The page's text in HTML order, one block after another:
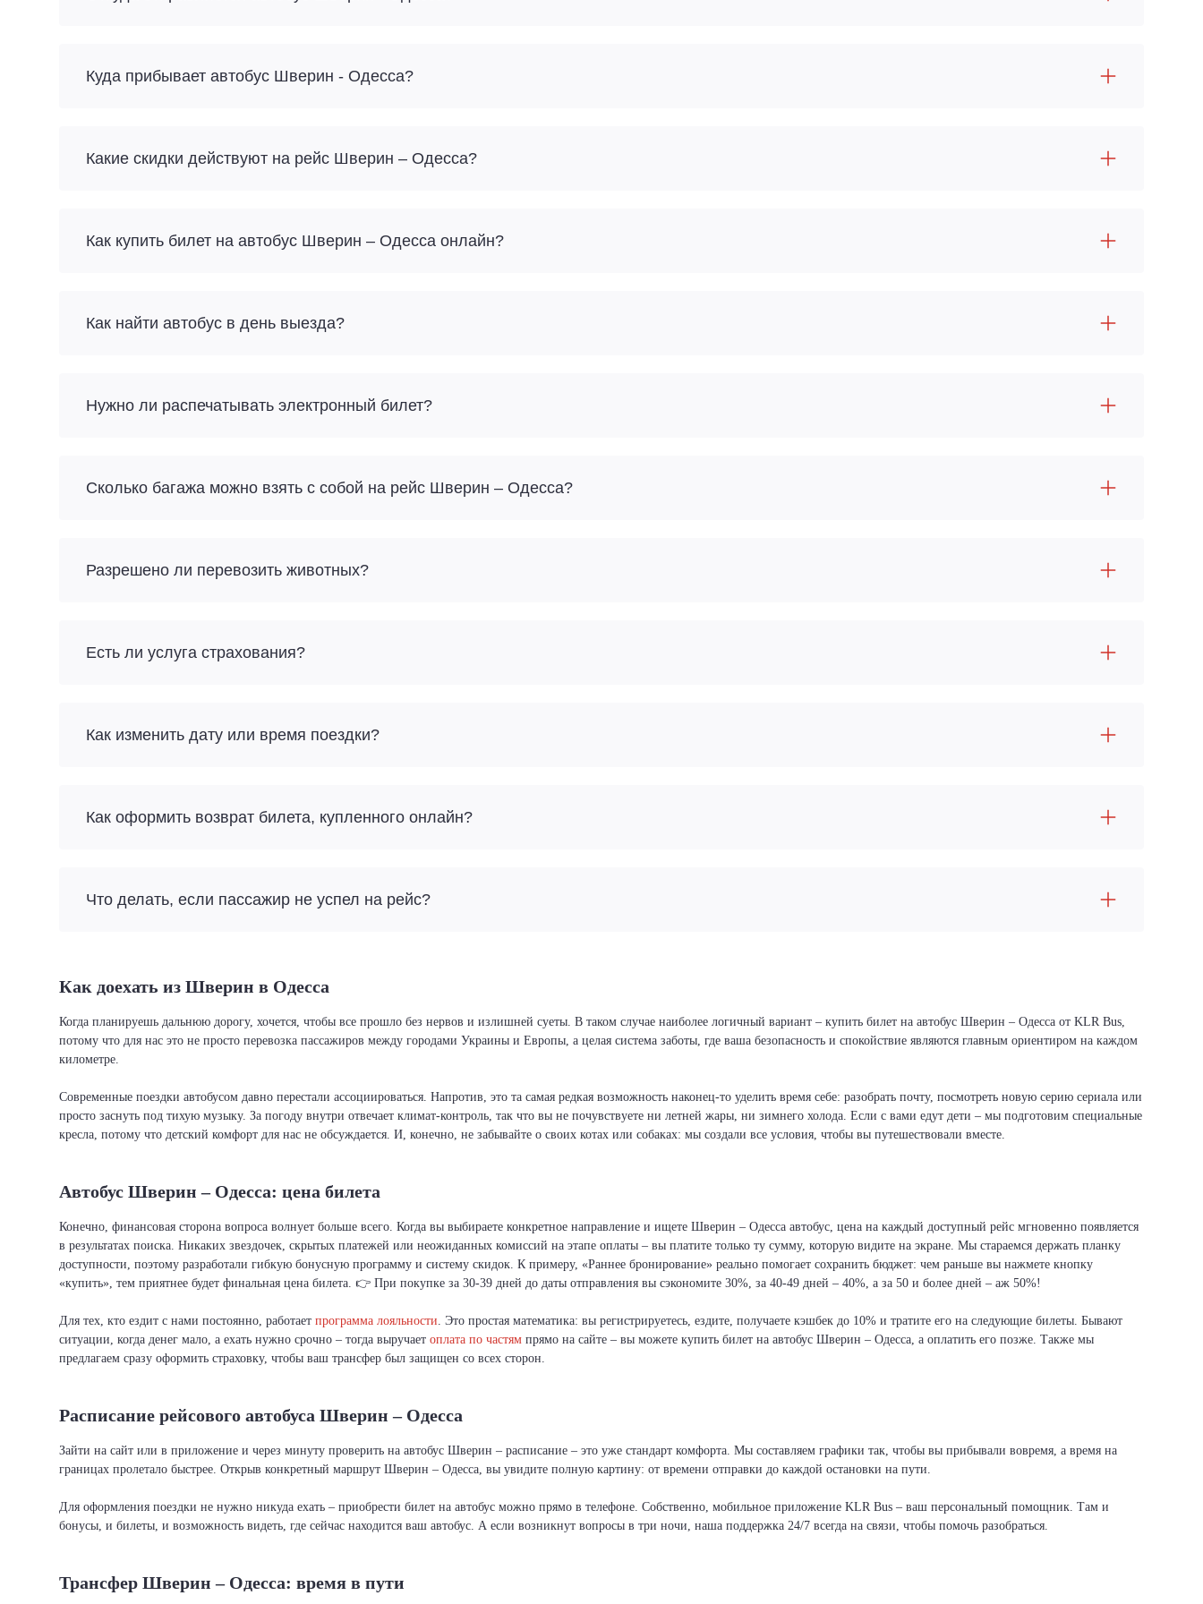
Куда прибывает автобус Шверин - Одесса?
Какие скидки действуют на рейс Шверин – Одесса?
Как купить билет на автобус Шверин – Одесса онлайн?
Как найти автобус в день выезда?
Нужно ли распечатывать электронный билет?
Сколько багажа можно взять с собой на рейс Шверин – Одесса?
Разрешено ли перевозить животных?
Есть ли услуга страхования?
Как изменить дату или время поездки?
Как оформить возврат билета, купленного онлайн?
Что делать, если пассажир не успел на рейс?
Как доехать из Шверин в Одесса
Когда планируешь дальнюю дорогу, хочется, чтобы все прошло без нервов и излишней суеты. В таком случае наиболее логичный вариант – купить билет на автобус Шверин – Одесса от KLR Bus,
потому что для нас это не просто перевозка пассажиров между городами Украины и Европы, а целая система заботы, где ваша безопасность и спокойствие являются главным ориентиром на каждом
километре.
Современные поездки автобусом давно перестали ассоциироваться. Напротив, это та самая редкая возможность наконец-то уделить время себе: разобрать почту, посмотреть новую серию сериала или
просто заснуть под тихую музыку. За погоду внутри отвечает климат-контроль, так что вы не почувствуете ни летней жары, ни зимнего холода. Если с вами едут дети – мы подготовим специальные
кресла, потому что детский комфорт для нас не обсуждается. И, конечно, не забывайте о своих котах или собаках: мы создали все условия, чтобы вы путешествовали вместе.
Автобус Шверин – Одесса: цена билета
Конечно, финансовая сторона вопроса волнует больше всего. Когда вы выбираете конкретное направление и ищете Шверин – Одесса автобус, цена на каждый доступный рейс мгновенно появляется
в результатах поиска. Никаких звездочек, скрытых платежей или неожиданных комиссий на этапе оплаты – вы платите только ту сумму, которую видите на экране. Мы стараемся держать планку
доступности, поэтому разработали гибкую бонусную программу и систему скидок. К примеру, «Раннее бронирование» реально помогает сохранить бюджет: чем раньше вы нажмете кнопку
«купить», тем приятнее будет финальная цена билета. 👉 При покупке за 30-39 дней до даты отправления вы сэкономите 30%, за 40-49 дней – 40%, а за 50 и более дней – аж 50%!
Для тех, кто ездит с нами постоянно, работает программа лояльности. Это простая математика: вы регистрируетесь, ездите, получаете кэшбек до 10% и тратите его на следующие билеты. Бывают
ситуации, когда денег мало, а ехать нужно срочно – тогда выручает оплата по частям прямо на сайте – вы можете купить билет на автобус Шверин – Одесса, а оплатить его позже. Также мы
предлагаем сразу оформить страховку, чтобы ваш трансфер был защищен со всех сторон.
Расписание рейсового автобуса Шверин – Одесса
Зайти на сайт или в приложение и через минуту проверить на автобус Шверин – расписание – это уже стандарт комфорта. Мы составляем графики так, чтобы вы прибывали вовремя, а время на
границах пролетало быстрее. Открыв конкретный маршрут Шверин – Одесса, вы увидите полную картину: от времени отправки до каждой остановки на пути.
Для оформления поездки не нужно никуда ехать – приобрести билет на автобус можно прямо в телефоне. Собственно, мобильное приложение KLR Bus – ваш персональный помощник. Там и
бонусы, и билеты, и возможность видеть, где сейчас находится ваш автобус. А если возникнут вопросы в три ночи, наша поддержка 24/7 всегда на связи, чтобы помочь разобраться.
Трансфер Шверин – Одесса: время в пути